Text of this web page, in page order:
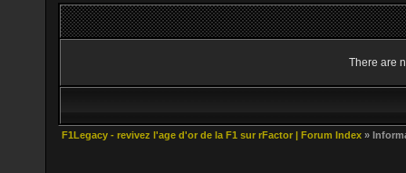
There are
F1Legacy - revivez l'age d'or de la F1 sur rFactor | Forum Index »